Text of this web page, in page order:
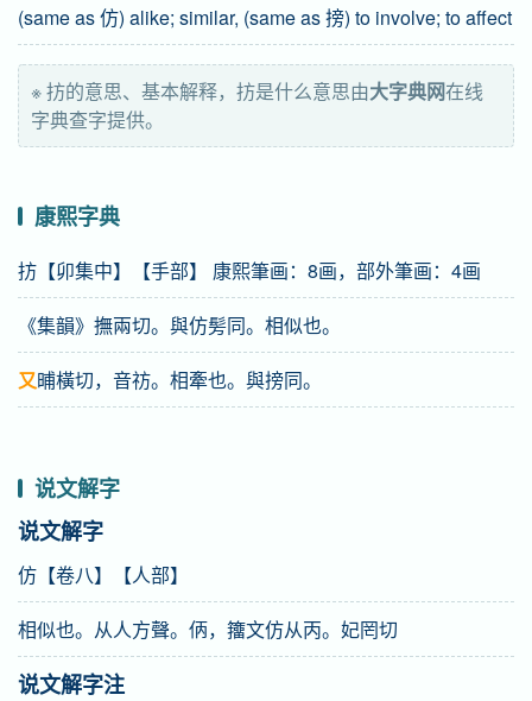
(same as 仿) alike; similar, (same as 搒) to involve; to affect
※ 㧍的意思、基本解释，㧍是什么意思由大字典网在线
字典查字提供。
康熙字典
㧍【卯集中】【手部】 康熙筆画：8画，部外筆画：4画
《集韻》撫兩切。與仿髣同。相似也。
又晡橫切，音祊。相牽也。與搒同。
说文解字
说文解字
仿【卷八】【人部】
相似也。从人方聲。㑂，籒文仿从丙。妃罔切
说文解字注